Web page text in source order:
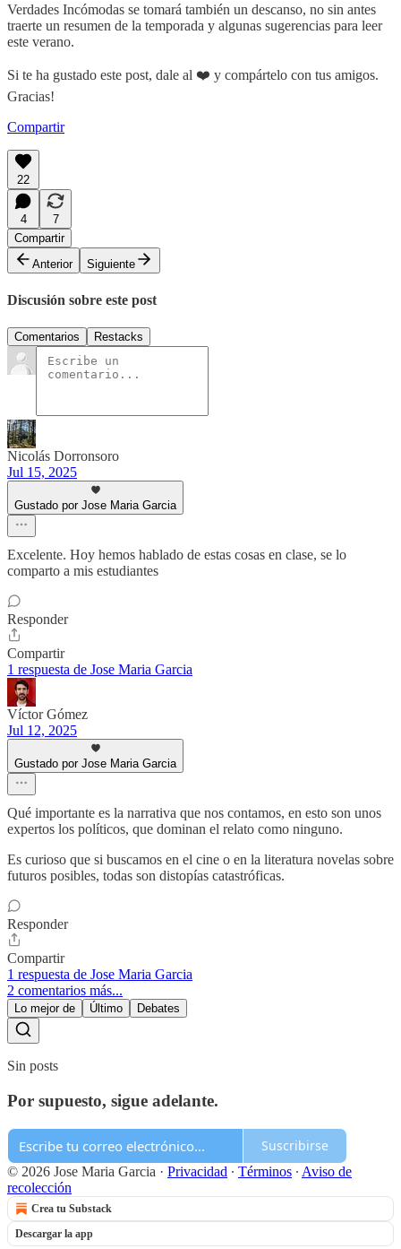
Verdades Incómodas se tomará también un descanso, no sin antes
traerte un resumen de la temporada y algunas sugerencias para leer
este verano.
Si te ha gustado este post, dale al ❤️ y compártelo con tus amigos.
Gracias!
Compartir
22
4
7
Compartir
Anterior
Siguiente
Discusión sobre este post
Comentarios Restacks
Nicolás Dorronsoro
Jul 15, 2025
Gustado por Jose Maria Garcia
Excelente. Hoy hemos hablado de estas cosas en clase, se lo
comparto a mis estudiantes
Responder
Compartir
1 respuesta de Jose Maria Garcia
Víctor Gómez
Jul 12, 2025
Gustado por Jose Maria Garcia
Qué importante es la narrativa que nos contamos, en esto son unos
expertos los políticos, que dominan el relato como ninguno.
Es curioso que si buscamos en el cine o en la literatura novelas sobre
futuros posibles, todas son distopías catastróficas.
Responder
Compartir
1 respuesta de Jose Maria Garcia
2 comentarios más...
Lo mejor de Último Debates
Sin posts
Por supuesto, sigue adelante.
Suscribirse
© 2026 Jose Maria Garcia · Privacidad ∙ Términos ∙ Aviso de
recolección
Crea tu Substack
Descargar la app